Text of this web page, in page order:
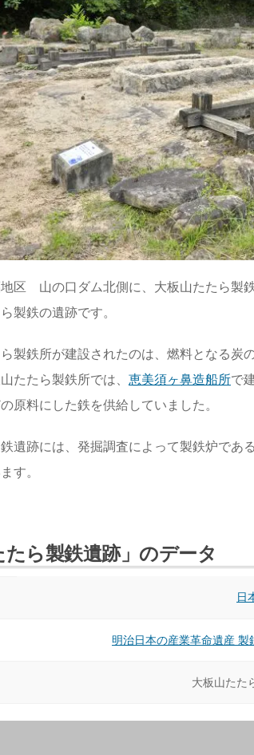
区 山の口ダム北側に、大板山たたら製
製鉄の遺跡です。
製鉄所が建設されたのは、燃料となる炭
たたら製鉄所では、 恵美須ヶ鼻造船所で
原料にした鉄を供給していました。
遺跡には、発掘調査によって製鉄炉であ
す。
たら製鉄遺跡」のデータ
日
明治日本の産業革命遺産
大板山たた